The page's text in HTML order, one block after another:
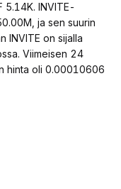
5.14K. INVITE-
ja sen suurin
INVITE on sijalla
Viimeisen 24
hinta oli 0.00010606